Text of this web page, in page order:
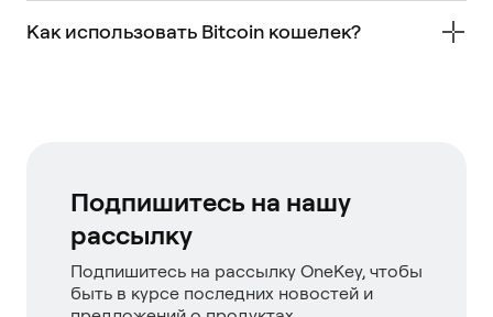
Как использовать Bitcoin кошелек?
Подпишитесь на нашу
рассылку
Подпишитесь на рассылку OneKey, чтобы
быть в курсе последних новостей и